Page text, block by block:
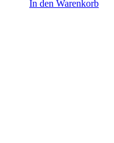
In den Warenkorb